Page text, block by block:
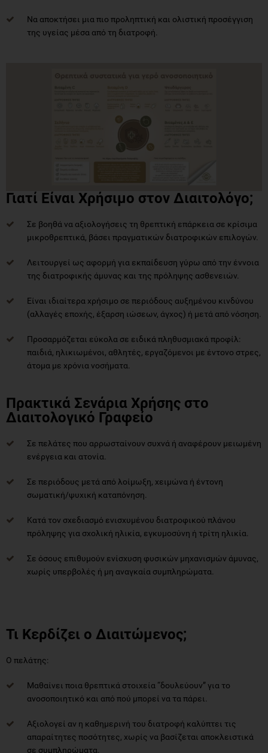
Να αποκτήσει μια πιο προληπτική και ολιστική προσέγγιση
της υγείας μέσα από τη διατροφή.
Γιατί Είναι Χρήσιμο στον Διαιτολόγο;
Σε βοηθά να αξιολογήσεις τη θρεπτική επάρκεια σε κρίσιμα
μικροθρεπτικά, βάσει πραγματικών διατροφικών επιλογών.
Λειτουργεί ως αφορμή για εκπαίδευση γύρω από την έννοια
της διατροφικής άμυνας και της πρόληψης ασθενειών.
Είναι ιδιαίτερα χρήσιμο σε περιόδους αυξημένου κινδύνου
(αλλαγές εποχής, έξαρση ιώσεων, άγχος) ή μετά από νόσηση.
Προσαρμόζεται εύκολα σε ειδικά πληθυσμιακά προφίλ:
παιδιά, ηλικιωμένοι, αθλητές, εργαζόμενοι με έντονο στρες,
άτομα με χρόνια νοσήματα.
Πρακτικά Σενάρια Χρήσης στο
Διαιτολογικό Γραφείο
Σε πελάτες που αρρωσταίνουν συχνά ή αναφέρουν μειωμένη
ενέργεια και ατονία.
Σε περιόδους μετά από λοίμωξη, χειμώνα ή έντονη
σωματική/ψυχική καταπόνηση.
Κατά τον σχεδιασμό ενισχυμένου διατροφικού πλάνου
πρόληψης για σχολική ηλικία, εγκυμοσύνη ή τρίτη ηλικία.
Σε όσους επιθυμούν ενίσχυση φυσικών μηχανισμών άμυνας,
χωρίς υπερβολές ή μη αναγκαία συμπληρώματα.
Τι Κερδίζει ο Διαιτώμενος;
Ο πελάτης:
Μαθαίνει ποια θρεπτικά στοιχεία “δουλεύουν” για το
ανοσοποιητικό και από πού μπορεί να τα πάρει.
Αξιολογεί αν η καθημερινή του διατροφή καλύπτει τις
απαραίτητες ποσότητες, χωρίς να βασίζεται αποκλειστικά
σε συμπληρώματα.